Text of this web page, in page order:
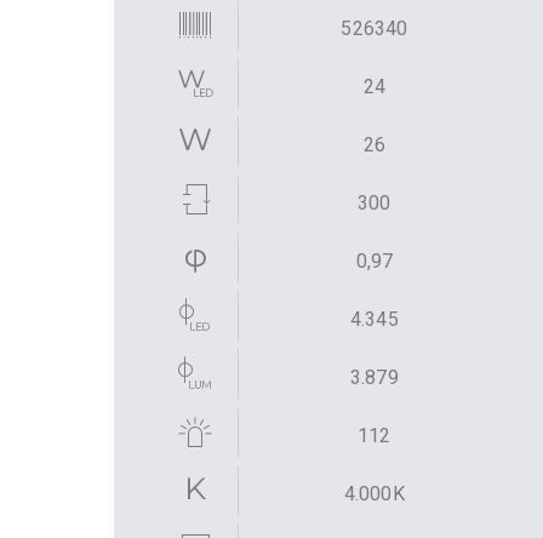
526340
24
26
300
0,97
4.345
3.879
112
4.000K